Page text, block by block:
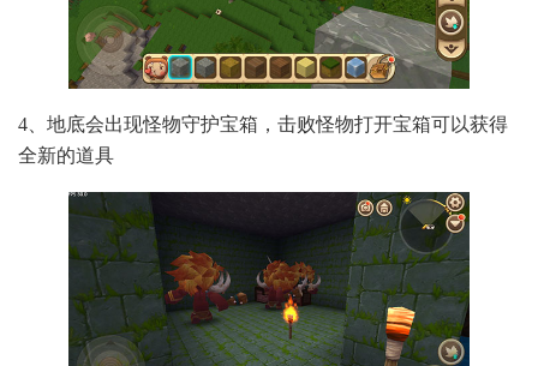
4、地底会出现怪物守护宝箱，击败怪物打开宝箱可以获得
全新的道具